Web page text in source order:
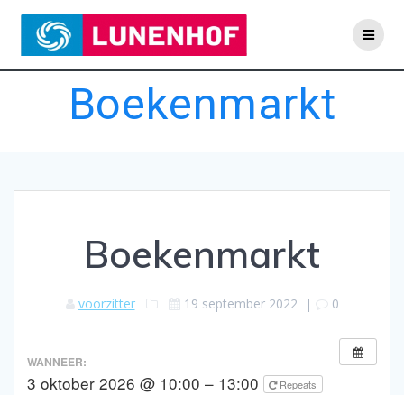
to
content
Boekenmarkt
Boekenmarkt
voorzitter 19 september 2022| 0
WANNEER:
3 oktober 2026 @ 10:00 – 13:00 Repeats